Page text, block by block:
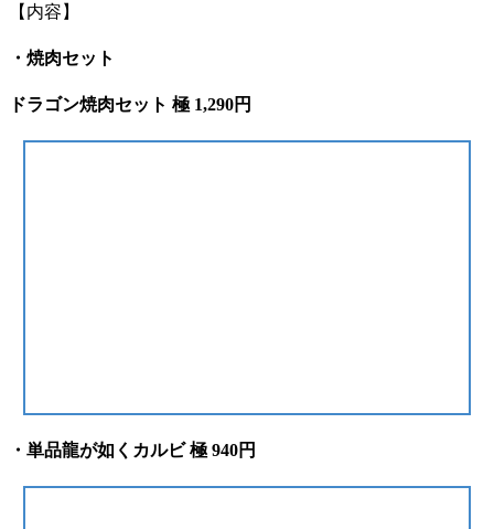
【内容】
・焼肉セット
ドラゴン焼肉セット 極 1,290円
・単品龍が如くカルビ 極 940円